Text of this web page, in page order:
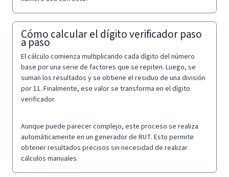
Cómo calcular el dígito verificador paso
a paso
El cálculo comienza multiplicando cada dígito del número
base por una serie de factores que se repiten. Luego, se
suman los resultados y se obtiene el residuo de una división
por 11. Finalmente, ese valor se transforma en el dígito
verificador.
Aunque puede parecer complejo, este proceso se realiza
automáticamente en un generador de RUT. Esto permite
obtener resultados precisos sin necesidad de realizar
cálculos manuales.